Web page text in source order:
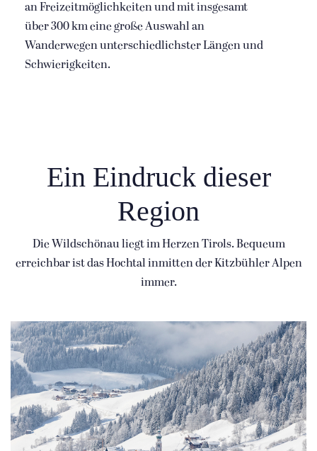
an Freizeitmöglichkeiten und mit insgesamt
über 300 km eine große Auswahl an
Wanderwegen unterschiedlichster Längen und
Schwierigkeiten.
Ein Eindruck dieser
Region
Die Wildschönau liegt im Herzen Tirols. Bequeum
erreichbar ist das Hochtal inmitten der Kitzbühler Alpen
immer.